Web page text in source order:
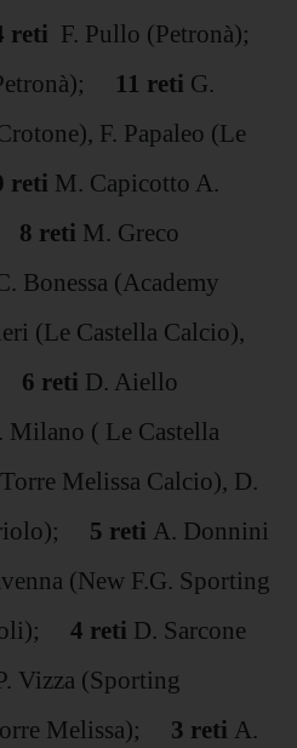
reti F. Pullo (Petronà);
11 reti G.
F. Papaleo (Le
reti M. Capicotto A.
8 reti M. Greco
Bonessa (Academy
(Le Castella Calcio),
6 reti D. Aiello
Milano ( Le Castella
Melissa Calcio), D.
5 reti A. Donnini
(New F.G. Sporting
4 reti D. Sarcone
Vizza (Sporting
Melissa); 3 reti A.